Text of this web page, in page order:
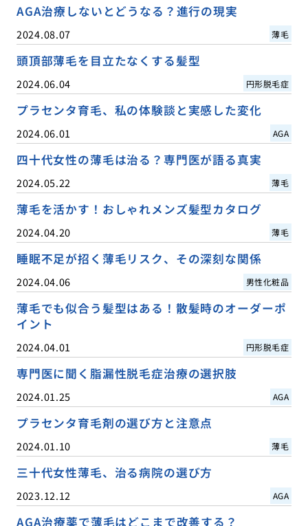
AGA治療しないとどうなる？進行の現実
2024.08.07 薄毛
頭頂部薄毛を目立たなくする髪型
2024.06.04 円形脱毛症
プラセンタ育毛、私の体験談と実感した変化
2024.06.01 AGA
四十代女性の薄毛は治る？専門医が語る真実
2024.05.22 薄毛
薄毛を活かす！おしゃれメンズ髪型カタログ
2024.04.20 薄毛
睡眠不足が招く薄毛リスク、その深刻な関係
2024.04.06 男性化粧品
薄毛でも似合う髪型はある！散髪時のオーダーポ
イント
2024.04.01 円形脱毛症
専門医に聞く脂漏性脱毛症治療の選択肢
2024.01.25 AGA
プラセンタ育毛剤の選び方と注意点
2024.01.10 薄毛
三十代女性薄毛、治る病院の選び方
2023.12.12 AGA
AGA治療薬で薄毛はどこまで改善する？